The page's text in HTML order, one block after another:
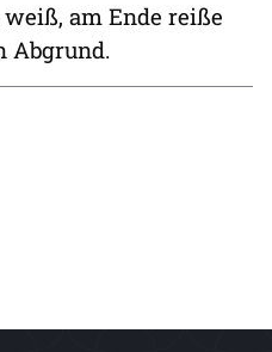
am Ende reiße
Abgrund.